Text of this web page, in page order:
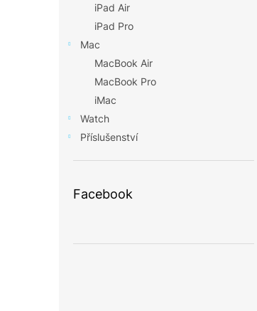
iPad Air
iPad Pro
Mac
MacBook Air
MacBook Pro
iMac
Watch
Příslušenství
Facebook